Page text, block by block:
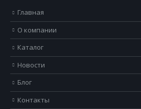
Главная
О компании
Каталог
Новости
Блог
Контакты